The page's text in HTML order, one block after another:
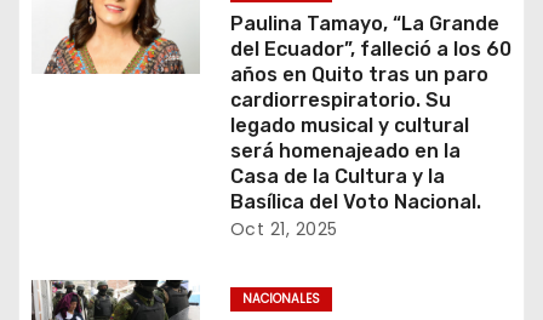
Paulina Tamayo, “La Grande
del Ecuador”, falleció a los 60
años en Quito tras un paro
cardiorrespiratorio. Su
legado musical y cultural
será homenajeado en la
Casa de la Cultura y la
Basílica del Voto Nacional.
Oct 21, 2025
NACIONALES